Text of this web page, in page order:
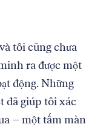
tôi cũng chưa
ra được một
động. Những
đã giúp tôi xác
– một tấm màn